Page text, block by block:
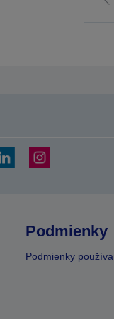
Podmienky
Podmienky